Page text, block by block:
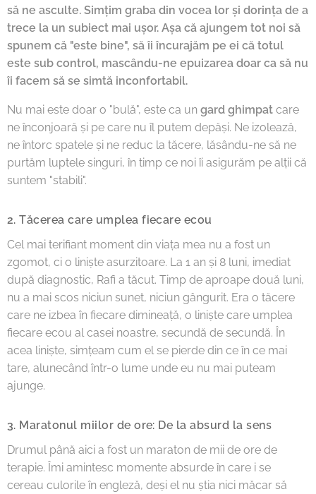
să ne asculte. Simțim graba din vocea lor și dorința de a
trece la un subiect mai ușor. Așa că ajungem tot noi să
spunem că "este bine", să îi încurajăm pe ei că totul
este sub control, mascându-ne epuizarea doar ca să nu
îi facem să se simtă inconfortabil.
Nu mai este doar o "bulă", este ca un gard ghimpat care
ne înconjoară și pe care nu îl putem depăși. Ne izolează,
ne întorc spatele și ne reduc la tăcere, lăsându-ne să ne
purtăm luptele singuri, în timp ce noi îi asigurăm pe alții că
suntem "stabili".
2. Tăcerea care umplea fiecare ecou
Cel mai terifiant moment din viața mea nu a fost un
zgomot, ci o liniște asurzitoare. La 1 an și 8 luni, imediat
după diagnostic, Rafi a tăcut. Timp de aproape două luni,
nu a mai scos niciun sunet, niciun gângurit. Era o tăcere
care ne izbea în fiecare dimineață, o liniște care umplea
fiecare ecou al casei noastre, secundă de secundă. În
acea liniște, simțeam cum el se pierde din ce în ce mai
tare, alunecând într-o lume unde eu nu mai puteam
ajunge.
3. Maratonul miilor de ore: De la absurd la sens
Drumul până aici a fost un maraton de mii de ore de
terapie. Îmi amintesc momente absurde în care i se
cereau culorile în engleză, deși el nu știa nici măcar să